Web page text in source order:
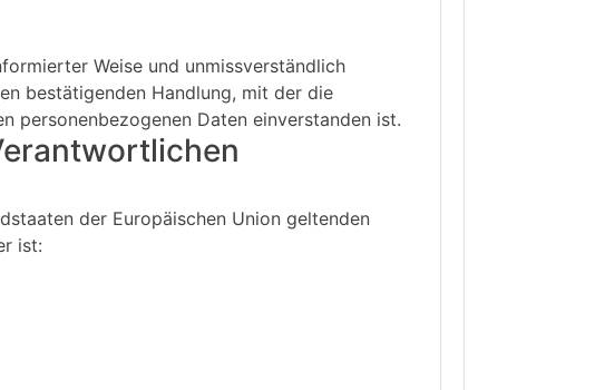
Weise und unmissverständlich
bestätigenden Handlung, mit der die
personenbezogenen Daten einverstanden ist.
der Europäischen Union geltenden
ist: